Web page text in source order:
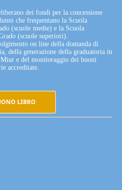
dei fondi per la concessione
che frequentano la Scuola
(scuole medie) e la Scuola
(scuole superiori).
on line della domanda di
della generazione della graduatoria in
Miur e del monitoraggio dei buoni
accreditate.
LIBRO